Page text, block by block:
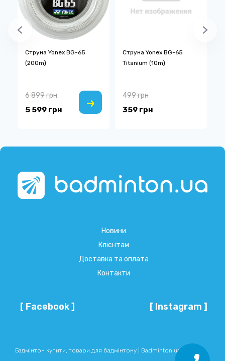
Струна Yonex BG-65
(200m)
5 599 грн
6 899 грн
Струна Yonex BG-65
Titanium (10m)
359 грн
499 грн
Новини
Клієнтам
Доставка та оплата
Контакти
[ Facebook ] [ Instagram ]
Бадмінтон купити, товари для бадмінтону | Badminton.ua © 2026